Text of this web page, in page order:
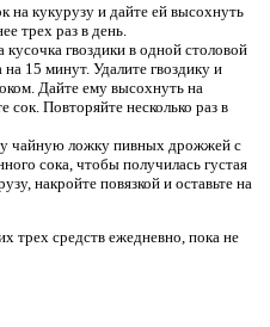
на кукурузу и дайте ей высохнуть
трех раз в день.
гвоздики в одной столовой
15 минут. Удалите гвоздику и
Дайте ему высохнуть на
сок. Повторяйте несколько раз в
чайную ложку пивных дрожжей с
сока, чтобы получилась густая
накройте повязкой и оставьте на
трех средств ежедневно, пока не